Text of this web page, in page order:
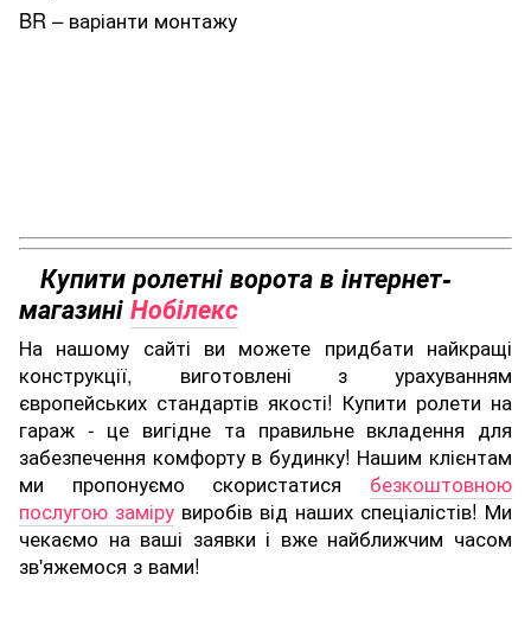
BR – варіанти монтажу
Купити ролетні ворота в інтернет-
магазиніНобілекс
На нашому сайті ви можете придбати найкращі
конструкції, виготовлені з урахуванням
європейських стандартів якості! Купити ролети на
гараж - це вигідне та правильне вкладення для
забезпечення комфорту в будинку! Нашим клієнтам
ми пропонуємо скористатися безкоштовною
послугою заміру виробів від наших спеціалістів! Ми
чекаємо на ваші заявки і вже найближчим часом
зв'яжемося з вами!